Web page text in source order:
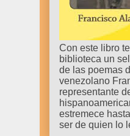
Con este libro
biblioteca un
de las poemas
venezolano
representante
estremece
ser de quien lo